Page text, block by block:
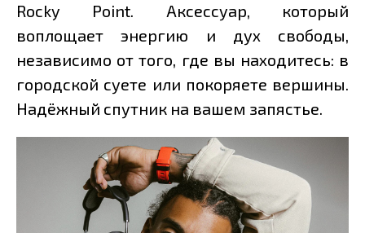
Rocky Point. Аксессуар, который
воплощает энергию и дух свободы,
независимо от того, где вы находитесь: в
городской суете или покоряете вершины.
Надёжный спутник на вашем запястье.